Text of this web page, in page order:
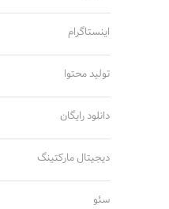
اینستاگرام
تولید محتوا
دانلود رایگان
دیجیتال مارکتینگ
سئو